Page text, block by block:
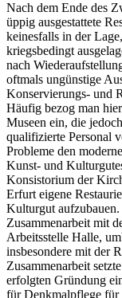
Nach dem Ende des
üppig ausgestattete
keinesfalls in der
kriegsbedingt
nach
oftmals ungünstige
Konservierungs- und
Häufig bezog man
Museen ein, die
qualifizierte Personal
Probleme den
Kunst- und
Konsistorium der
Erfurt eigene
Kulturgut aufzubauen.
Zusammenarbeit mit
Arbeitsstelle Halle,
insbesondere mit der
Zusammenarbeit
erfolgten Gründung
für Denkmalpflege